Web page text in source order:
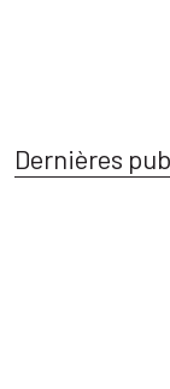
Dernières